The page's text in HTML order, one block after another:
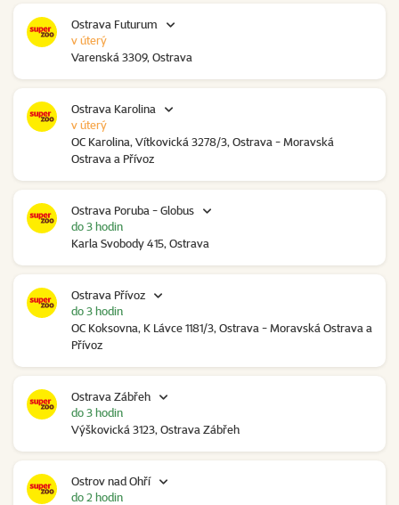
Ostrava Futurum
Varenská 3309, Ostrava
v úterý
Ostrava Karolina
OC Karolina, Vítkovická 3278/3, Ostrava - Moravská
Ostrava a Přívoz
v úterý
Ostrava Poruba - Globus
Karla Svobody 415, Ostrava
do 3 hodin
Ostrava Přívoz
OC Koksovna, K Lávce 1181/3, Ostrava - Moravská Ostrava a
Přívoz
do 3 hodin
Ostrava Zábřeh
Výškovická 3123, Ostrava Zábřeh
do 3 hodin
Ostrov nad Ohří
do 2 hodin